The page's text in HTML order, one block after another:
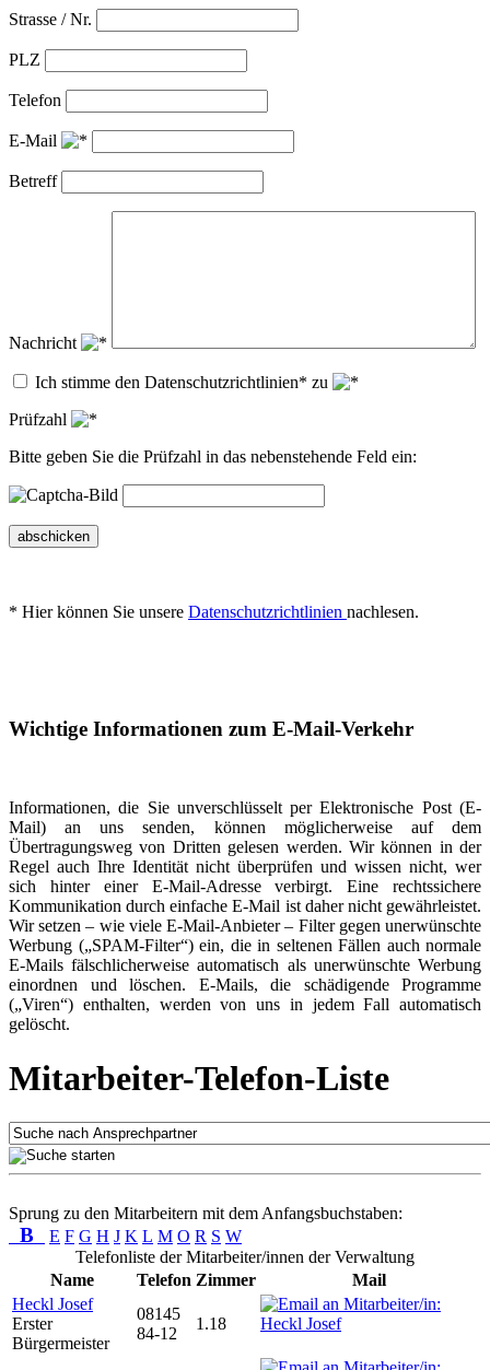
Strasse / Nr.
PLZ
Telefon
E-Mail
Betreff
Nachricht
Ich stimme den Datenschutzrichtlinien* zu
Prüfzahl
Bitte geben Sie die Prüfzahl in das nebenstehende Feld ein:
abschicken
* Hier können Sie unsere Datenschutzrichtlinien nachlesen.
Wichtige Informationen zum E-Mail-Verkehr
Informationen, die Sie unverschlüsselt per Elektronische Post (E-
Mail) an uns senden, können möglicherweise auf dem
Übertragungsweg von Dritten gelesen werden. Wir können in der
Regel auch Ihre Identität nicht überprüfen und wissen nicht, wer
sich hinter einer E-Mail-Adresse verbirgt. Eine rechtssichere
Kommunikation durch einfache E-Mail ist daher nicht gewährleistet.
Wir setzen – wie viele E-Mail-Anbieter – Filter gegen unerwünschte
Werbung („SPAM-Filter“) ein, die in seltenen Fällen auch normale
E-Mails fälschlicherweise automatisch als unerwünschte Werbung
einordnen und löschen. E-Mails, die schädigende Programme
(„Viren“) enthalten, werden von uns in jedem Fall automatisch
gelöscht.
Mitarbeiter-Telefon-Liste
Sprung zu den Mitarbeitern mit dem Anfangsbuchstaben:
B E F G H J K L M O R S W
Telefonliste der Mitarbeiter/innen der Verwaltung
Name
Telefon Zimmer
Mail
Heckl Josef
Erster
Bürgermeister
08145
84-12
1.18